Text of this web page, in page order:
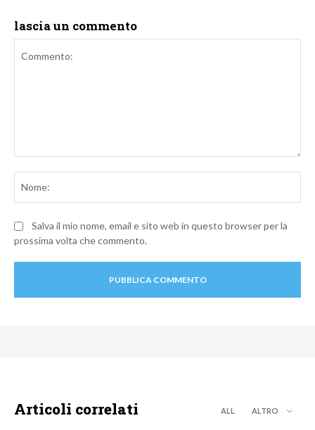
lascia un commento
Salva il mio nome, email e sito web in questo browser per la
prossima volta che commento.
Articoli correlati ALL ALTRO